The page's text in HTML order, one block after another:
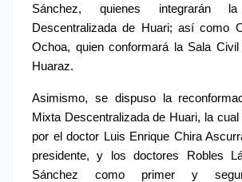
Sánchez, quienes integrarán
Descentralizada de Huari; así como
Ochoa, quien conformará la Sala
Huaraz.
Asimismo, se dispuso la
Mixta Descentralizada de Huari, la cual
por el doctor Luis Enrique Chira
presidente, y los doctores Robles
Sánchez como primer y